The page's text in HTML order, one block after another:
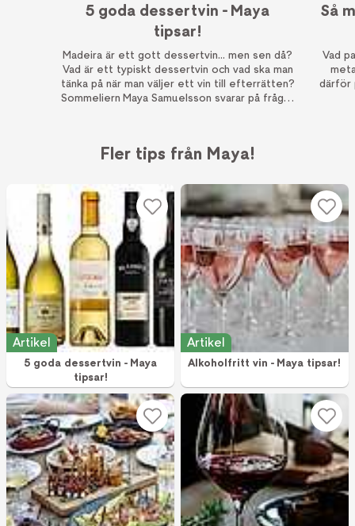
5 goda dessertvin - Maya
tipsar!
Madeira är ett gott dessertvin... men sen då?
Vad är ett typiskt dessertvin och vad ska man
tänka på när man väljer ett vin till efterrätten?
Sommeliern Maya Samuelsson svarar på frågor
Så
Vad
därför
Fler tips från Maya!
Artikel
5 goda dessertvin - Maya
tipsar!
Artikel
Alkoholfritt vin - Maya tipsar!